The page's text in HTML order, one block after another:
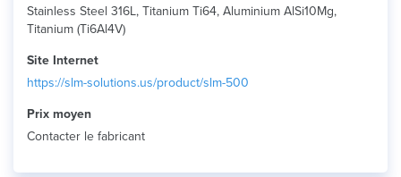
Stainless Steel 316L, Titanium Ti64, Aluminium AlSi10Mg,
Titanium (Ti6Al4V)
Site Internet
https://slm-solutions.us/product/slm-500
Prix ​​moyen
Contacter le fabricant